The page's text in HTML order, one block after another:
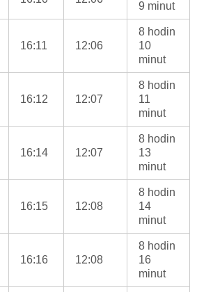
9 minut
16:11 12:06
8 hodin
10
minut
16:12 12:07
8 hodin
11
minut
16:14 12:07
8 hodin
13
minut
16:15 12:08
8 hodin
14
minut
16:16 12:08
8 hodin
16
minut